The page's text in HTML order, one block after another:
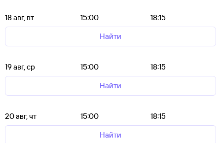
18 авг, вт 15:00
18:15
Найти
19 авг, ср 15:00
18:15
Найти
20 авг, чт 15:00
18:15
Найти